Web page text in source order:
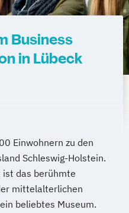
Business
in Lübeck
Einwohnern zu den
Schleswig-Holstein.
ist das berühmte
mittelalterlichen
beliebtes Museum.